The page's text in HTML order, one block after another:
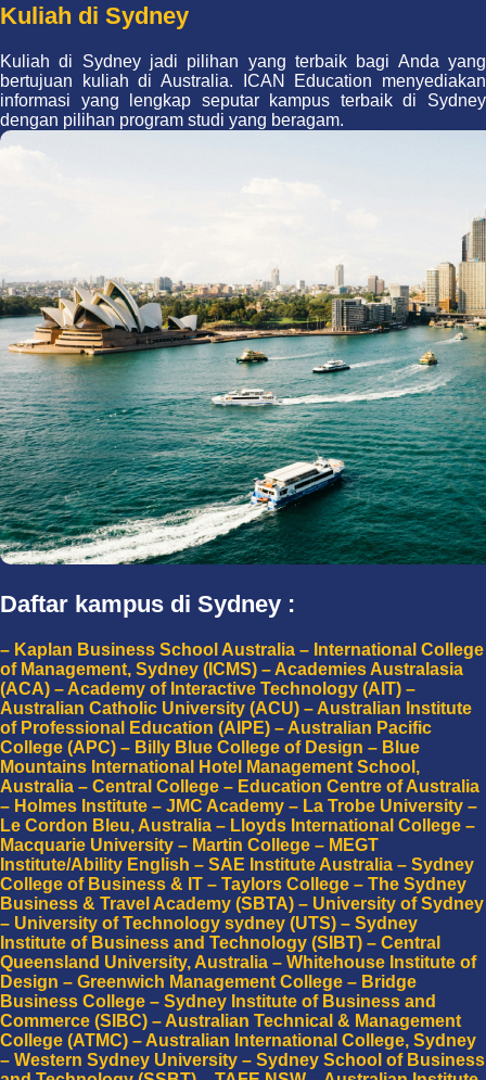
Kuliah di Sydney
Kuliah di Sydney jadi pilihan yang terbaik bagi Anda yang
bertujuan kuliah di Australia. ICAN Education menyediakan
informasi yang lengkap seputar kampus terbaik di Sydney
dengan pilihan program studi yang beragam.
Daftar kampus di Sydney :
– Kaplan Business School Australia – International College
of Management, Sydney (ICMS) – Academies Australasia
(ACA) – Academy of Interactive Technology (AIT) –
Australian Catholic University (ACU) – Australian Institute
of Professional Education (AIPE) – Australian Pacific
College (APC) – Billy Blue College of Design – Blue
Mountains International Hotel Management School,
Australia – Central College – Education Centre of Australia
– Holmes Institute – JMC Academy – La Trobe University –
Le Cordon Bleu, Australia – Lloyds International College –
Macquarie University – Martin College – MEGT
Institute/Ability English – SAE Institute Australia – Sydney
College of Business & IT – Taylors College – The Sydney
Business & Travel Academy (SBTA) – University of Sydney
– University of Technology sydney (UTS) – Sydney
Institute of Business and Technology (SIBT) – Central
Queensland University, Australia – Whitehouse Institute of
Design – Greenwich Management College – Bridge
Business College – Sydney Institute of Business and
Commerce (SIBC) – Australian Technical & Management
College (ATMC) – Australian International College, Sydney
– Western Sydney University – Sydney School of Business